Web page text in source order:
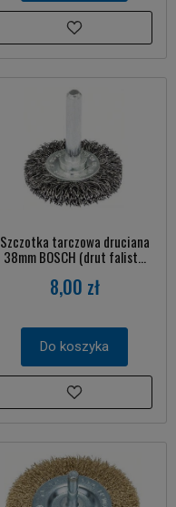
Szczotka tarczowa druciana
38mm BOSCH (drut falist...
8,00 zł
Do koszyka